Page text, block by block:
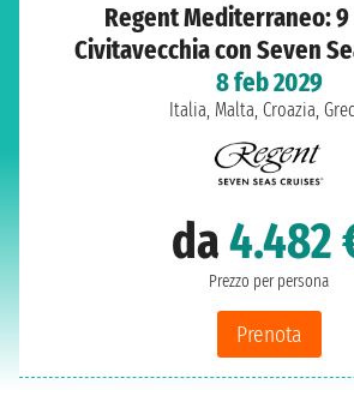
Regent Mediterraneo:
Civitavecchia con Seven
8 feb 2029
Italia, Malta, Croazia,
da4.482
Prezzo per persona
Prenota